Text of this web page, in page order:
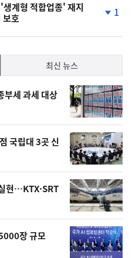
계형 적합업종' 재지
호
하
락
1
최신 뉴스
부세 과세 대상
국립대 3곳 신
현…KTX·SRT
장 규모